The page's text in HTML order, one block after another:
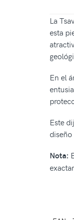
La
esta
En el
Este
diseño
Nota: